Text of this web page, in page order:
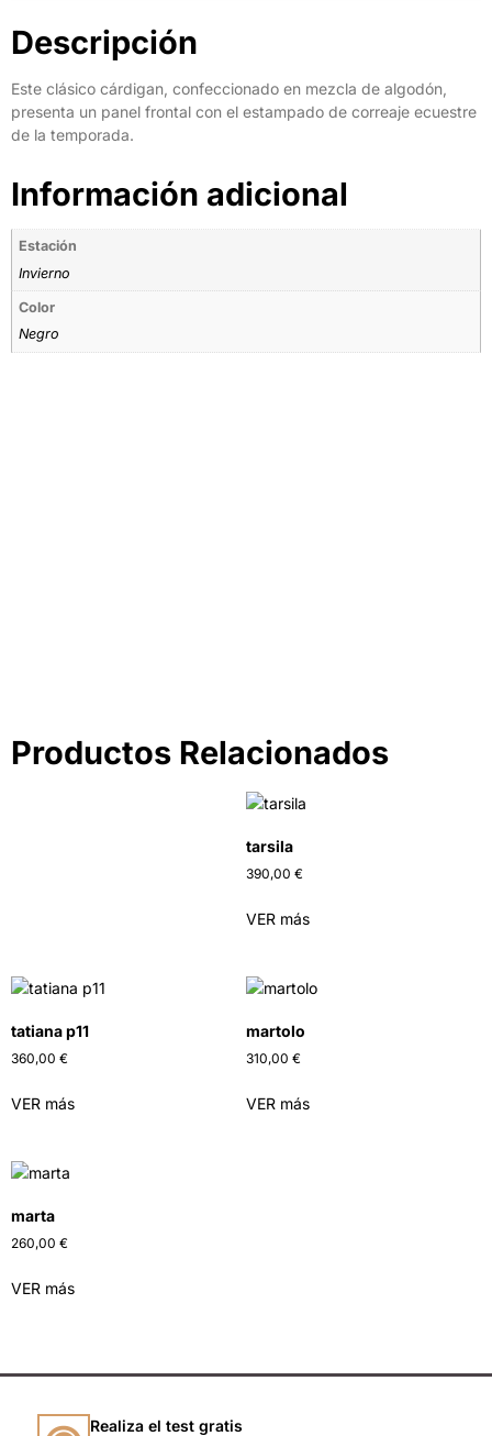
Descripción
Este clásico cárdigan, confeccionado en mezcla de algodón,
presenta un panel frontal con el estampado de correaje ecuestre
de la temporada.
Información adicional
Estación
Invierno
Color
Negro
Productos Relacionados
tarsila
390,00 €
VER más
tatiana p11
360,00 €
VER más
martolo
310,00 €
VER más
marta
260,00 €
VER más
Realiza el test gratis